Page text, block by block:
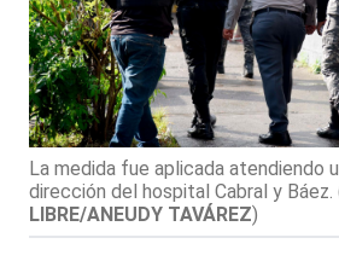
La medida fue aplicada atendiendo
dirección del hospital Cabral y Báez.
LIBRE/ANEUDY TAVÁREZ)